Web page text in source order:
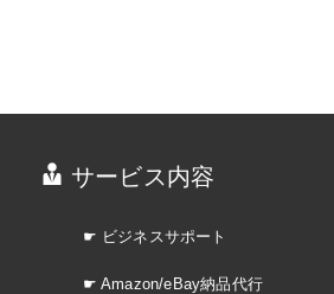
サービス内容
☛ ビジネスサポート
☛ Amazon/eBay納品代行